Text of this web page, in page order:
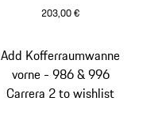
203,00 €
Add Kofferraumwanne
vorne - 986 & 996
Carrera 2 to wishlist